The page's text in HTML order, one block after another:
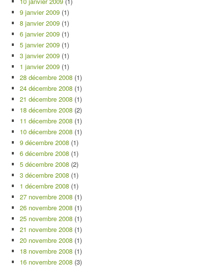
9 janvier 2009 (1)
8 janvier 2009 (1)
6 janvier 2009 (1)
5 janvier 2009 (1)
3 janvier 2009 (1)
1 janvier 2009 (1)
28 décembre 2008 (1)
24 décembre 2008 (1)
21 décembre 2008 (1)
18 décembre 2008 (2)
11 décembre 2008 (1)
10 décembre 2008 (1)
9 décembre 2008 (1)
6 décembre 2008 (1)
5 décembre 2008 (2)
3 décembre 2008 (1)
1 décembre 2008 (1)
27 novembre 2008 (1)
26 novembre 2008 (1)
25 novembre 2008 (1)
21 novembre 2008 (1)
20 novembre 2008 (1)
18 novembre 2008 (1)
16 novembre 2008 (3)